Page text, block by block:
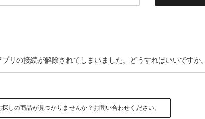
リの接続が解除されてしまいました。どうすればいいですか。
探しの商品が見つかりませんか？お問い合わせください。